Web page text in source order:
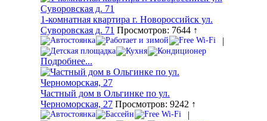
1-комнатная квартира г. Новороссийск ул.
Суворовская д. 71 Просмотров: 7644 ↑
|
Подробнее...
Частный дом в Ольгинке по ул.
Черноморская, 27 Просмотров: 9242 ↑
|